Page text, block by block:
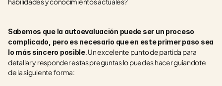
Sabemos que la autoevaluación puede ser un proceso
complicado, pero es necesario que en este primer paso sea
lo más sincero posible. Un excelente punto de partida para
detallar y responder estas preguntas lo puedes hacer guiandote
de la siguiente forma: